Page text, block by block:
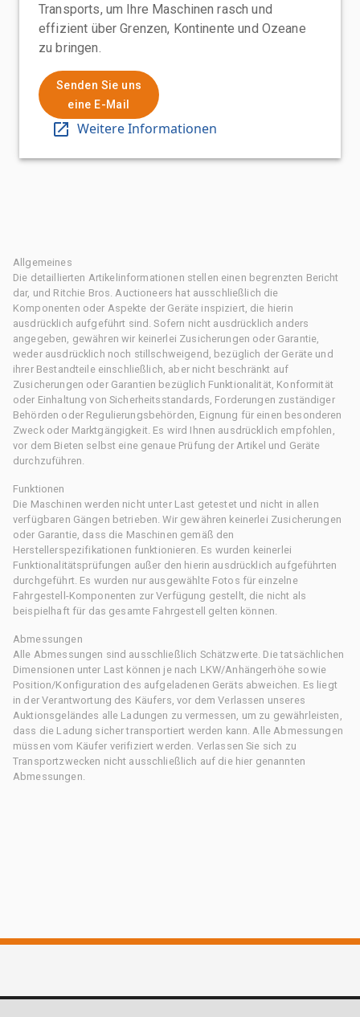
Transports, um Ihre Maschinen rasch und
effizient über Grenzen, Kontinente und Ozeane
zu bringen.
Senden Sie uns
eine E-Mail
Weitere Informationen
Allgemeines
Die detaillierten Artikelinformationen stellen einen begrenzten Bericht
dar, und Ritchie Bros. Auctioneers hat ausschließlich die
Komponenten oder Aspekte der Geräte inspiziert, die hierin
ausdrücklich aufgeführt sind. Sofern nicht ausdrücklich anders
angegeben, gewähren wir keinerlei Zusicherungen oder Garantie,
weder ausdrücklich noch stillschweigend, bezüglich der Geräte und
ihrer Bestandteile einschließlich, aber nicht beschränkt auf
Zusicherungen oder Garantien bezüglich Funktionalität, Konformität
oder Einhaltung von Sicherheitsstandards, Forderungen zuständiger
Behörden oder Regulierungsbehörden, Eignung für einen besonderen
Zweck oder Marktgängigkeit. Es wird Ihnen ausdrücklich empfohlen,
vor dem Bieten selbst eine genaue Prüfung der Artikel und Geräte
durchzuführen.
Funktionen
Die Maschinen werden nicht unter Last getestet und nicht in allen
verfügbaren Gängen betrieben. Wir gewähren keinerlei Zusicherungen
oder Garantie, dass die Maschinen gemäß den
Herstellerspezifikationen funktionieren. Es wurden keinerlei
Funktionalitätsprüfungen außer den hierin ausdrücklich aufgeführten
durchgeführt. Es wurden nur ausgewählte Fotos für einzelne
Fahrgestell-Komponenten zur Verfügung gestellt, die nicht als
beispielhaft für das gesamte Fahrgestell gelten können.
Abmessungen
Alle Abmessungen sind ausschließlich Schätzwerte. Die tatsächlichen
Dimensionen unter Last können je nach LKW/Anhängerhöhe sowie
Position/Konfiguration des aufgeladenen Geräts abweichen. Es liegt
in der Verantwortung des Käufers, vor dem Verlassen unseres
Auktionsgeländes alle Ladungen zu vermessen, um zu gewährleisten,
dass die Ladung sicher transportiert werden kann. Alle Abmessungen
müssen vom Käufer verifiziert werden. Verlassen Sie sich zu
Transportzwecken nicht ausschließlich auf die hier genannten
Abmessungen.